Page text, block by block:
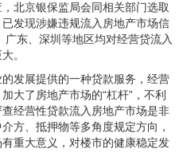
北京银保监局会同相关部门选取
发现涉嫌违规流入房地产市场信
东、深圳等地区均对经营贷流入
。
发展提供的一种贷款服务，经营
大了房地产市场的“杠杆”，不利
经营性贷款流入房地产市场是非
方、抵押物等多角度规定方向，
重大意义，对楼市的健康稳定发